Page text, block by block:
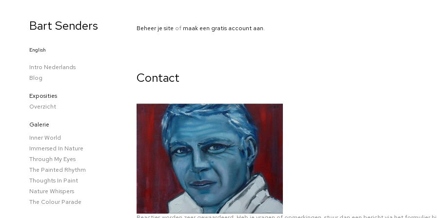
Beheer je site of maak een gratis account aan.
Contact
Bart Senders
English
Intro Nederlands
Blog
Exposities
Overzicht
Galerie
Inner World
Immersed In Nature
Through My Eyes
The Painted Rhythm
Thoughts In Paint
Nature Whispers
The Colour Parade